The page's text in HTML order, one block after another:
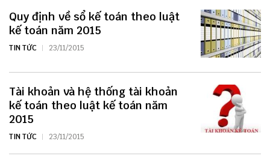
Quy định về sổ kế toán theo luật
kế toán năm 2015
TIN TỨC 23/11/2015
Tài khoản và hệ thống tài khoản
kế toán theo luật kế toán năm
2015
TIN TỨC 23/11/2015